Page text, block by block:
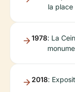
la place
1978: La
2018: